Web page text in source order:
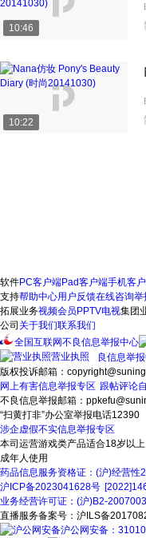
10:46
10:22
软件PC客户端Pad客户端手机客
支持帮助中心用户反馈在线咨询举
拓展业务视频会员 PPTV电视集团
公司 关于我们联系我们
全国互联网不良信息举报中心
良信息举
营业执照
版权投诉邮箱：
跟帖评论
网上有害信息举报专区
不良信息举报邮箱：
“扫黄打非”办公室举报电话12390
涉企虚假不实信息举报专区
本司运营游戏类产品适合18岁以上
成年人使用
药品信息服务资格证：(沪)经营性
沪ICP备2023041628号
业务经营许可证：(沪)B2-
直播服务备案号：沪ILS备
沪公网安备：